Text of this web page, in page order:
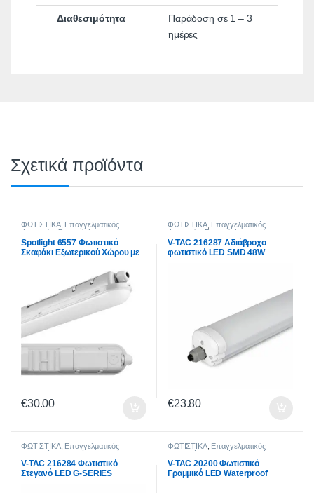
Διαθεσιμότητα
Παράδοση σε 1 – 3
ημέρες
Σχετικά προϊόντα
ΦΩΤΙΣΤΙΚΑ, Επαγγελματικός
Φωτισμός
Στεγανά Φωτιστικά
Spotlight 6557 Φωτιστικό
Σκαφάκι Εξωτερικού Χώρου με
€30.00
ΦΩΤΙΣΤΙΚΑ, Επαγγελματικός
Φωτισμός
Στεγανά Φωτιστικά
V-TAC 216287 Αδιάβροχο
φωτιστικό LED SMD 48W
€23.80
ΦΩΤΙΣΤΙΚΑ, Επαγγελματικός
Φωτισμός
Στεγανά Φωτιστικά
V-TAC 216284 Φωτιστικό
Στεγανό LED G-SERIES
ΦΩΤΙΣΤΙΚΑ, Επαγγελματικός
Φωτισμός
Στεγανά Φωτιστικά
V-TAC 20200 Φωτιστικό
Γραμμικό LED Waterproof